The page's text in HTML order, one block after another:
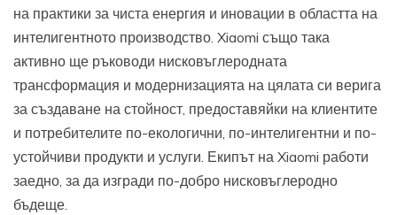
на практики за чиста енергия и иновации в областта на
интелигентното производство. Xiaomi също така
активно ще ръководи нисковъглеродната
трансформация и модернизацията на цялата си верига
за създаване на стойност, предоставяйки на клиентите
и потребителите по-екологични, по-интелигентни и по-
устойчиви продукти и услуги. Екипът на Xiaomi работи
заедно, за да изгради по-добро нисковъглеродно
бъдеще.